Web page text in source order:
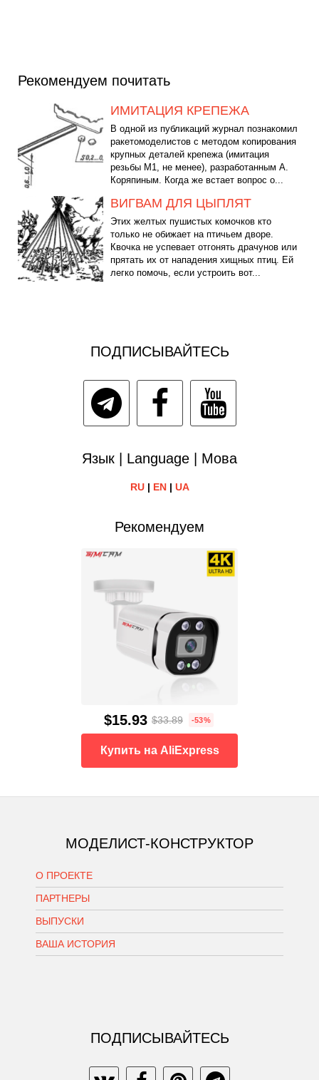
Рекомендуем почитать
ИМИТАЦИЯ КРЕПЕЖА
В одной из публикаций журнал познакомил
ракетомоделистов с методом копирования
крупных деталей крепежа (имитация
резьбы М1, не менее), разработанным А.
Коряпиным. Когда же встает вопрос о...
ВИГВАМ ДЛЯ ЦЫПЛЯТ
Этих желтых пушистых комочков кто
только не обижает на птичьем дворе.
Квочка не успевает отгонять драчунов или
прятать их от нападения хищных птиц. Ей
легко помочь, если устроить вот...
ПОДПИСЫВАЙТЕСЬ
Язык | Language | Мова
RU| EN| UA
Рекомендуем
$15.93 $33.89 -53%
Купить на AliExpress
МОДЕЛИСТ-КОНСТРУКТОР
О ПРОЕКТЕ
ПАРТНЕРЫ
ВЫПУСКИ
ВАША ИСТОРИЯ
ПОДПИСЫВАЙТЕСЬ